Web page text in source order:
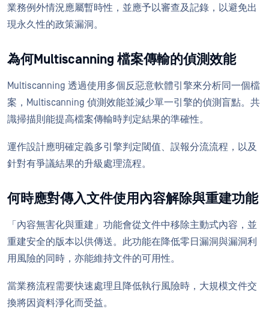
業務例外情況應屬暫時性，並應予以審查及記錄，以避免出
現永久性的政策漏洞。
為何Multiscanning 檔案傳輸的偵測效能
Multiscanning 透過使用多個反惡意軟體引擎來分析同一個檔
案，Multiscanning 偵測效能並減少單一引擎的偵測盲點。共
識掃描則能提高檔案傳輸時判定結果的準確性。
運作設計應明確定義多引擎判定閾值、誤報分流流程，以及
針對有爭議結果的升級處理流程。
何時應對傳入文件使用內容解除與重建功能
「內容無害化與重建」功能會從文件中移除主動式內容，並
重建安全的版本以供傳送。此功能在降低零日漏洞與漏洞利
用風險的同時，亦能維持文件的可用性。
當業務流程需要快速處理且降低執行風險時，大規模文件交
換將因資料淨化而受益。